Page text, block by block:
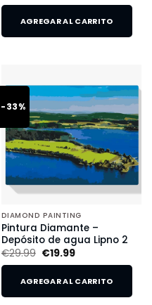
AGREGAR AL CARRITO
-33%
DIAMOND PAINTING
Pintura Diamante –
Depósito de agua Lipno 2
€29.99 €19.99
AGREGAR AL CARRITO